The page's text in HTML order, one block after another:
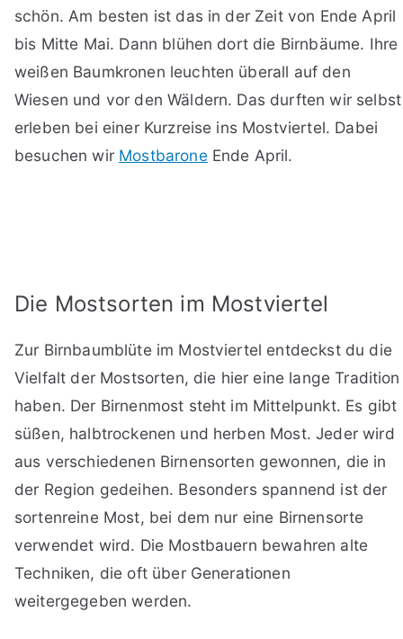
schön. Am besten ist das in der Zeit von Ende April
bis Mitte Mai. Dann blühen dort die Birnbäume. Ihre
weißen Baumkronen leuchten überall auf den
Wiesen und vor den Wäldern. Das durften wir selbst
erleben bei einer Kurzreise ins Mostviertel. Dabei
besuchen wir MostbaroneEnde April.
Die Mostsorten im Mostviertel
Zur Birnbaumblüte im Mostviertel entdeckst du die
Vielfalt der Mostsorten, die hier eine lange Tradition
haben. Der Birnenmost steht im Mittelpunkt. Es gibt
süßen, halbtrockenen und herben Most. Jeder wird
aus verschiedenen Birnensorten gewonnen, die in
der Region gedeihen. Besonders spannend ist der
sortenreine Most, bei dem nur eine Birnensorte
verwendet wird. Die Mostbauern bewahren alte
Techniken, die oft über Generationen
weitergegeben werden.